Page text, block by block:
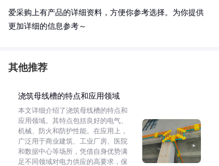
爱采购上有产品的详细资料，方便你参考选择。为你提供
更加详细的信息参考～
其他推荐
浇筑母线槽的特点和应用领域
本文详细介绍了浇筑母线槽的特点和
应用领域。其特点包括良好的电气、
机械、防火和防护性能。在应用上，
广泛用于商业建筑、工业厂房、医院
和数据中心等场所，凭借自身优势满
足不同领域对电力供应的高要求，保